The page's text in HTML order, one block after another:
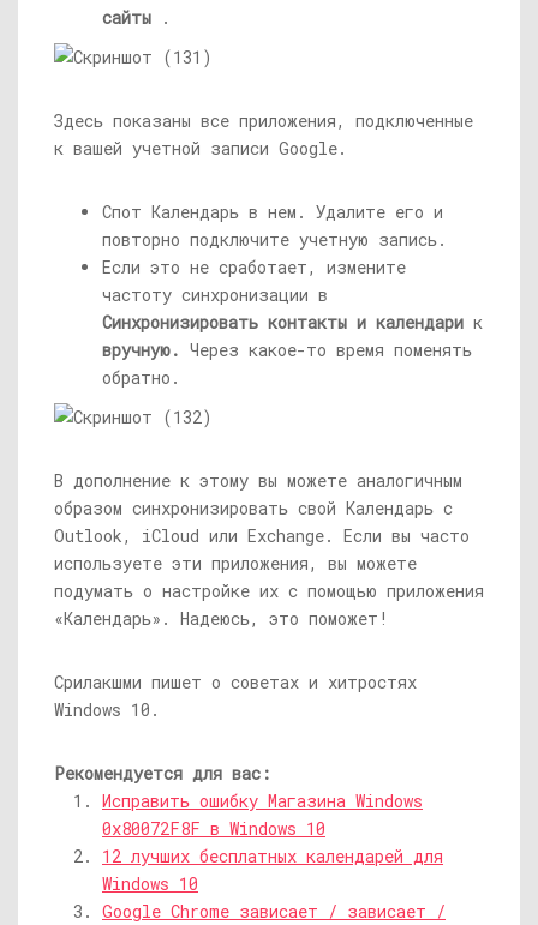
сайты .
Здесь показаны все приложения, подключенные
к вашей учетной записи Google.
Спот Календарь в нем. Удалите его и
повторно подключите учетную запись.
Если это не сработает, измените
частоту синхронизации в
Синхронизировать контакты и календари к
вручную. Через какое-то время поменять
обратно.
В дополнение к этому вы можете аналогичным
образом синхронизировать свой Календарь с
Outlook, iCloud или Exchange. Если вы часто
используете эти приложения, вы можете
подумать о настройке их с помощью приложения
«Календарь». Надеюсь, это поможет!
Срилакшми пишет о советах и ​​хитростях
Windows 10.
Рекомендуется для вас:
Исправить ошибку Магазина Windows
0x80072F8F в Windows 10
12 лучших бесплатных календарей для
Windows 10
Google Chrome зависает / зависает /